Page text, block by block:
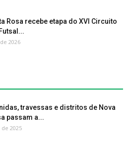
Rosa recebe etapa do XVI Circuito
2026
travessas e distritos de Nova
passam a...
2025